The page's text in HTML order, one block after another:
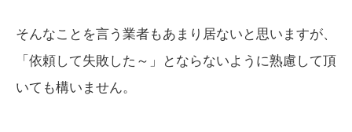
そんなことを言う業者もあまり居ないと思いますが、
「依頼して失敗した～」とならないように熟慮して頂
いても構いません。